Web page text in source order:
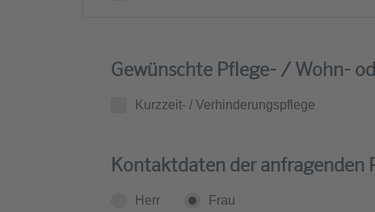
Gewünschte Pflege- / Wohn-
Kurzzeit- / Verhinderungspflege
Kontaktdaten der anfragenden
Herr Frau